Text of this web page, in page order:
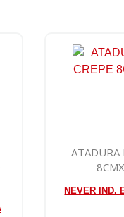
ATADURA
NEVER IND.